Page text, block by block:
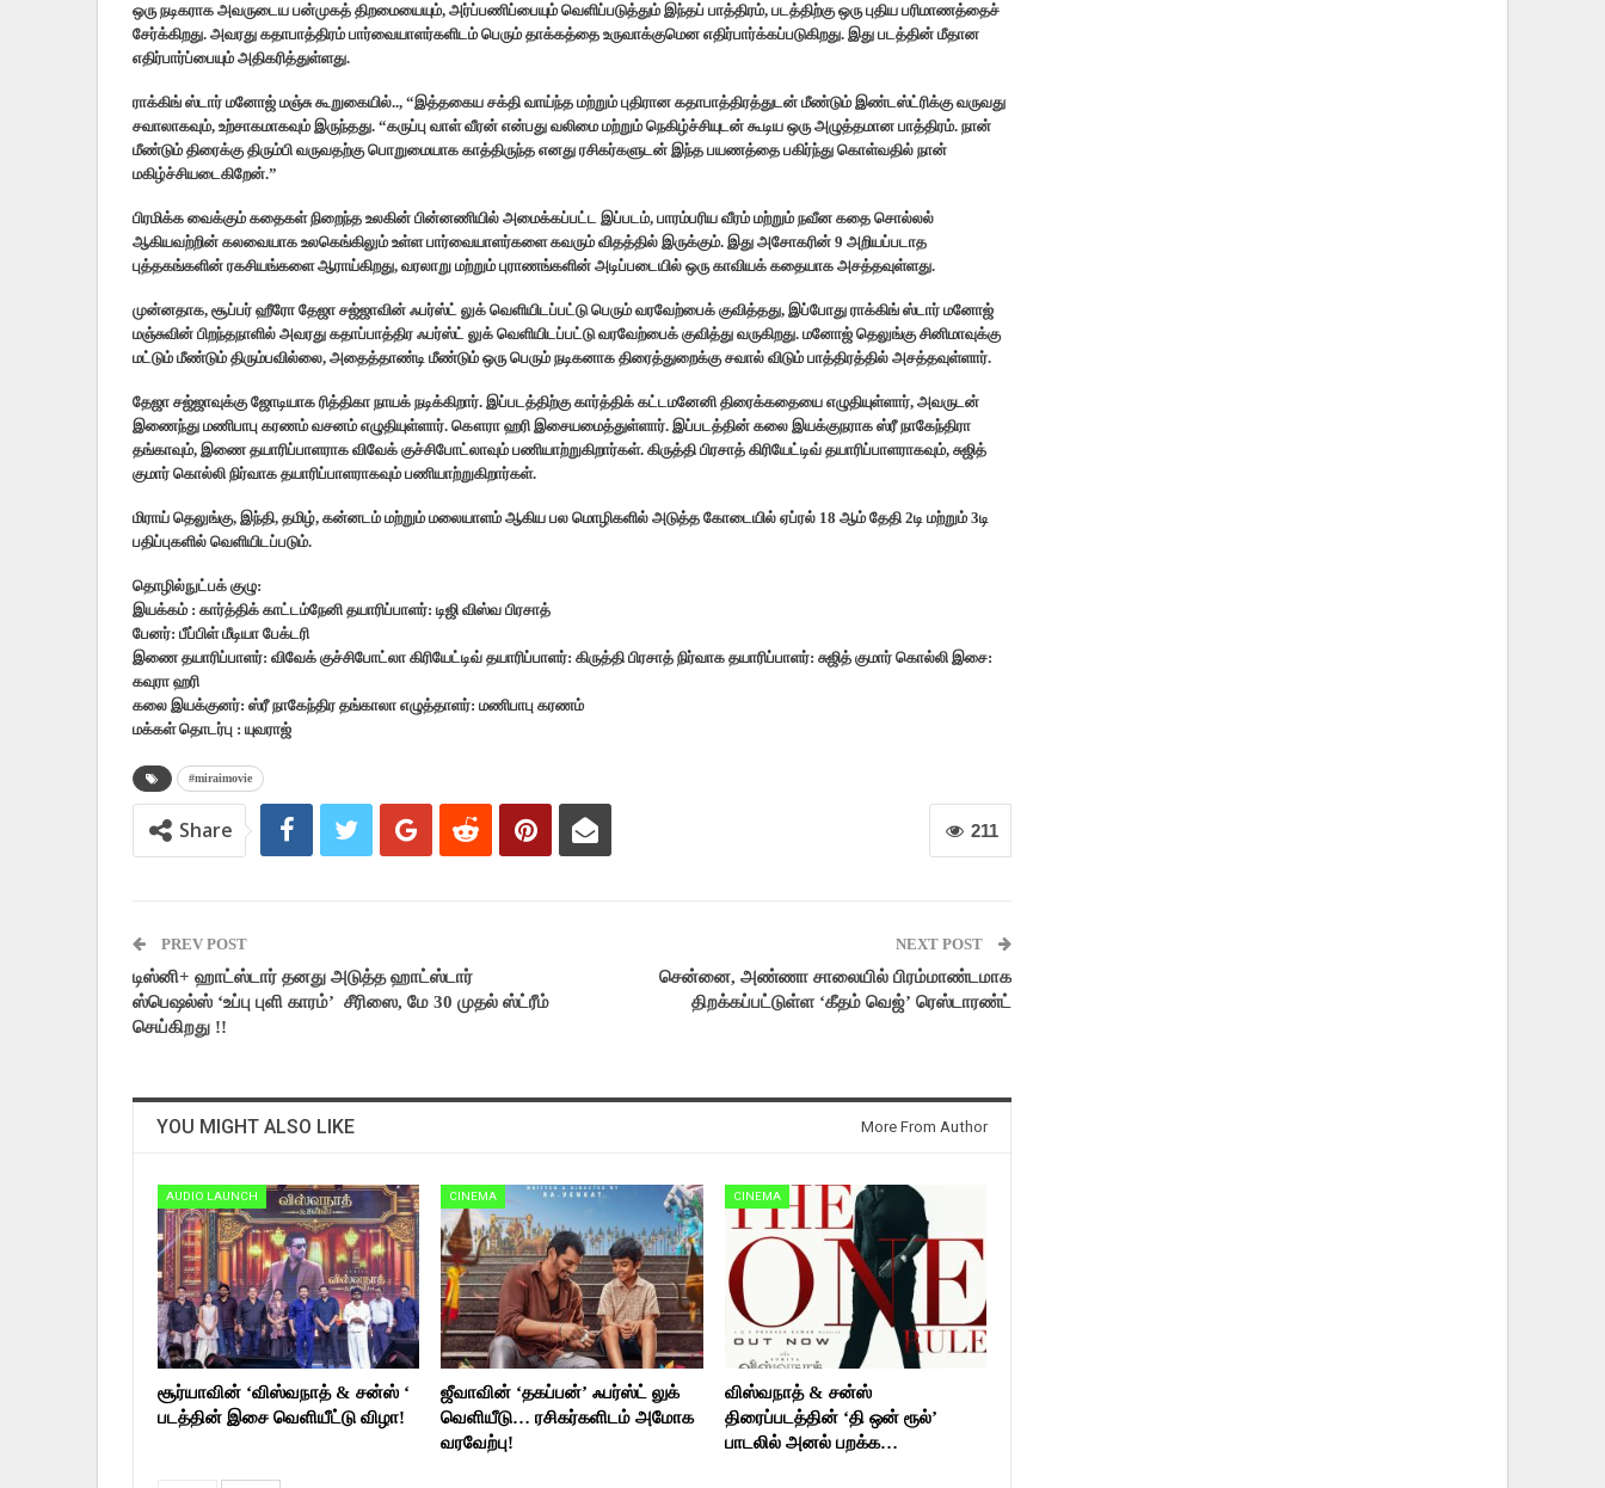
ஒரு நடிகராக அவருடைய பன்முகத் திறமையையும், அர்ப்பணிப்பையும் வெளிப்படுத்தும் இந்தப் பாத்திரம், படத்திற்கு ஒரு புதிய பரிமாணத்தைச்
சேர்க்கிறது. அவரது கதாபாத்திரம் பார்வையாளர்களிடம் பெரும் தாக்கத்தை உருவாக்குமென எதிர்பார்க்கப்படுகிறது. இது படத்தின் மீதான
எதிர்பார்ப்பையும் அதிகரித்துள்ளது.
ராக்கிங் ஸ்டார் மனோஜ் மஞ்சு கூறுகையில்.., “இத்தகைய சக்தி வாய்ந்த மற்றும் புதிரான கதாபாத்திரத்துடன் மீண்டும் இண்டஸ்ட்ரிக்கு வருவது
சவாலாகவும், உற்சாகமாகவும் இருந்தது. “கருப்பு வாள் வீரன் என்பது வலிமை மற்றும் நெகிழ்ச்சியுடன் கூடிய ஒரு அழுத்தமான பாத்திரம். நான்
மீண்டும் திரைக்கு திரும்பி வருவதற்கு பொறுமையாக காத்திருந்த எனது ரசிகர்களுடன் இந்த பயணத்தை பகிர்ந்து கொள்வதில் நான்
மகிழ்ச்சியடைகிறேன்.”
பிரமிக்க வைக்கும் கதைகள் நிறைந்த உலகின் பின்னணியில் அமைக்கப்பட்ட இப்படம், பாரம்பரிய வீரம் மற்றும் நவீன கதை சொல்லல்
ஆகியவற்றின் கலவையாக உலகெங்கிலும் உள்ள பார்வையாளர்களை கவரும் விதத்தில் இருக்கும். இது அசோகரின் 9 அறியப்படாத
புத்தகங்களின் ரகசியங்களை ஆராய்கிறது, வரலாறு மற்றும் புராணங்களின் அடிப்படையில் ஒரு காவியக் கதையாக அசத்தவுள்ளது.
முன்னதாக, சூப்பர் ஹீரோ தேஜா சஜ்ஜாவின் ஃபர்ஸ்ட் லுக் வெளியிடப்பட்டு பெரும் வரவேற்பைக் குவித்தது, இப்போது ராக்கிங் ஸ்டார் மனோஜ்
மஞ்சுவின் பிறந்தநாளில் அவரது கதாப்பாத்திர ஃபர்ஸ்ட் லுக் வெளியிடப்பட்டு வரவேற்பைக் குவித்து வருகிறது. மனோஜ் தெலுங்கு சினிமாவுக்கு
மட்டும் மீண்டும் திரும்பவில்லை, அதைத்தாண்டி மீண்டும் ஒரு பெரும் நடிகனாக திரைத்துறைக்கு சவால் விடும் பாத்திரத்தில் அசத்தவுள்ளார்.
தேஜா சஜ்ஜாவுக்கு ஜோடியாக ரித்திகா நாயக் நடிக்கிறார். இப்படத்திற்கு கார்த்திக் கட்டமனேனி திரைக்கதையை எழுதியுள்ளார், அவருடன்
இணைந்து மணிபாபு கரணம் வசனம் எழுதியுள்ளார். கௌரா ஹரி இசையமைத்துள்ளார். இப்படத்தின் கலை இயக்குநராக ஸ்ரீ நாகேந்திரா
தங்காவும், இணை தயாரிப்பாளராக விவேக் குச்சிபோட்லாவும் பணியாற்றுகிறார்கள். கிருத்தி பிரசாத் கிரியேட்டிவ் தயாரிப்பாளராகவும், சுஜித்
குமார் கொல்லி நிர்வாக தயாரிப்பாளராகவும் பணியாற்றுகிறார்கள்.
மிராய் தெலுங்கு, இந்தி, தமிழ், கன்னடம் மற்றும் மலையாளம் ஆகிய பல மொழிகளில் அடுத்த கோடையில் ஏப்ரல் 18 ஆம் தேதி 2டி மற்றும் 3டி
பதிப்புகளில் வெளியிடப்படும்.
தொழில்நுட்பக் குழு:
இயக்கம் : கார்த்திக் காட்டம்நேனி தயாரிப்பாளர்: டிஜி விஸ்வ பிரசாத்
பேனர்: பீப்பிள் மீடியா பேக்டரி
இணை தயாரிப்பாளர்: விவேக் குச்சிபோட்லா கிரியேட்டிவ் தயாரிப்பாளர்: கிருத்தி பிரசாத் நிர்வாக தயாரிப்பாளர்: சுஜித் குமார் கொல்லி இசை:
கவுரா ஹரி
கலை இயக்குனர்: ஸ்ரீ நாகேந்திர தங்காலா எழுத்தாளர்: மணிபாபு கரணம்
மக்கள் தொடர்பு : யுவராஜ்
#miraimovie
211
Share
PREV POST
டிஸ்னி+ ஹாட்ஸ்டார் தனது அடுத்த ஹாட்ஸ்டார்
ஸ்பெஷல்ஸ் ‘உப்பு புளி காரம்’ சீரிஸை, மே 30 முதல் ஸ்ட்ரீம்
செய்கிறது !!
NEXT POST
சென்னை, அண்ணா சாலையில் பிரம்மாண்டமாக
திறக்கப்பட்டுள்ள ‘கீதம் வெஜ்’ ரெஸ்டாரண்ட்
YOU MIGHT ALSO LIKE More From Author
AUDIO LAUNCH
சூர்யாவின் ‘விஸ்வநாத் & சன்ஸ் ‘
படத்தின் இசை வெளியீட்டு விழா!
CINEMA
ஜீவாவின் ‘தகப்பன்’ ஃபர்ஸ்ட் லுக்
வெளியீடு… ரசிகர்களிடம் அமோக
வரவேற்பு!
CINEMA
விஸ்வநாத் & சன்ஸ்
திரைப்படத்தின் ‘தி ஒன் ரூல்’
பாடலில் அனல் பறக்க…